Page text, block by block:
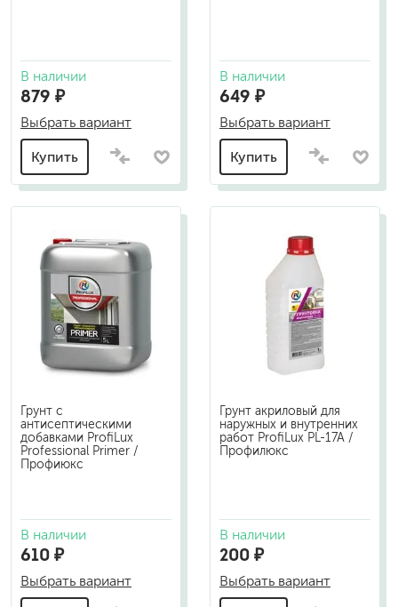
В наличии
879 ₽
Выбрать вариант
Купить
В наличии
649 ₽
Выбрать вариант
Купить
Грунт с
антисептическими
добавками ProfiLux
Professional Primer /
Профиюкс
В наличии
610 ₽
Выбрать вариант
Грунт акриловый для
наружных и внутренних
работ ProfiLux PL-17A /
Профилюкс
В наличии
200 ₽
Выбрать вариант